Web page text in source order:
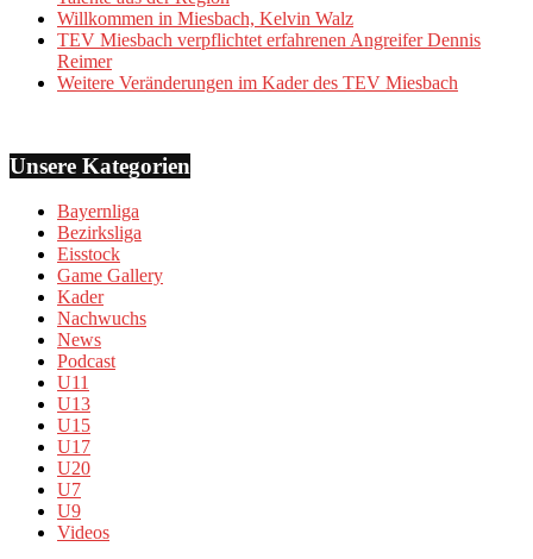
Willkommen in Miesbach, Kelvin Walz
TEV Miesbach verpflichtet erfahrenen Angreifer Dennis
Reimer
Weitere Veränderungen im Kader des TEV Miesbach
Unsere Kategorien
Bayernliga
Bezirksliga
Eisstock
Game Gallery
Kader
Nachwuchs
News
Podcast
U11
U13
U15
U17
U20
U7
U9
Videos